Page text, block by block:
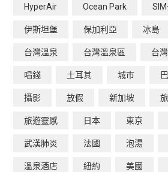
HyperAir Ocean Park
伊斯坦堡 保加利亞 冰島
台灣溫泉 台灣溫泉區 台
唱錢 土耳其 城市
攝影 放假 新加坡
旅遊靈感 日本 東京
武漢肺炎 法國 泡湯
溫泉酒店 紐約 美國